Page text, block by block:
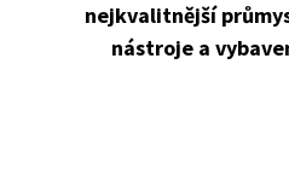
nejkvalitnější
nástroje a